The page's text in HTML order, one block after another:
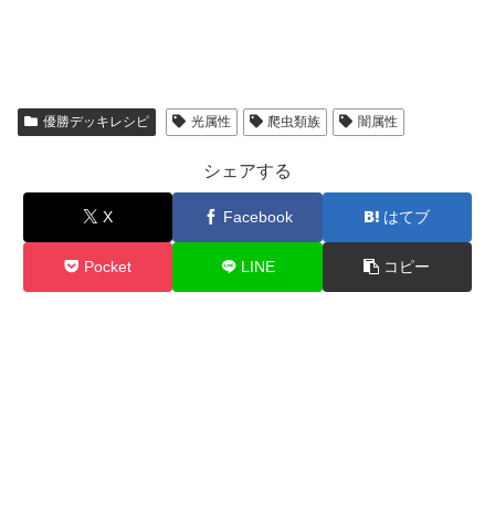
優勝デッキレシピ 光属性 爬虫類族 闇属性
シェアする
X Facebook はてブ
Pocket LINE コピー